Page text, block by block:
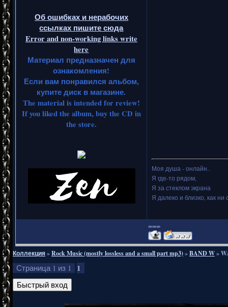
Об ошибках и нерабочих
ссылках пишите сюда
Error and non-working links write
here
Материал предназначен для
ознакомления!
Если вам понравился альбом,
купите диск в магазине.
The material is intended for review!
If you liked the album, buy the CD in
the store.
Моя душа - онлайн..
Я где-то рядом,
Я за стеклом экрана
Я далеко и близко, как ни
===
Коллекция»Rock Music (mostly lossless and a small part mp3)»BAND W»
Страница 1 из 1 1